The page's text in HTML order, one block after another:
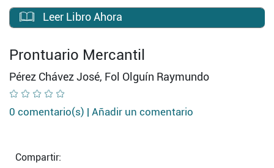
Leer Libro Ahora
Prontuario Mercantil
Pérez Chávez José, Fol Olguín Raymundo
0 comentario(s) | Añadir un comentario
Compartir: